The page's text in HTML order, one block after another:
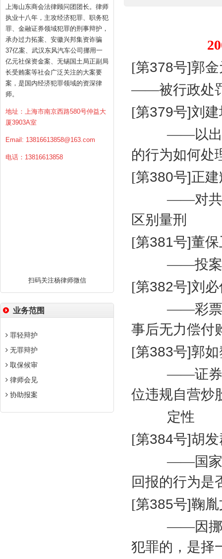
上海山东商会法律顾问团团长。律师
执业十八年，主攻经济犯罪、职务犯
罪、金融证券领域犯罪的刑事辩护，
承办过力拓案、安徽兴邦集资诈骗
37亿案、武汉东风汽车公司挪用一
亿元社保资金案、无锡国土局正副局
长受贿案等社会广泛关注的大案要
案，是国内经济犯罪领域的资深律
师。
地址：上海市南京西路580号仲益大
厦3903A室
Email: 13816613858@163.com
电话：13816613858
扫码关注杨律师微信
业务范围
罪轻辩护
无罪辩护
取保候审
律师会见
协助报案
[第378号]郭
——被行政处
[第379号]刘
——以出
的行为如何处
[第380号]正
——对共
区别量刑
[第381号]董
——投案
[第382号]刘
——彩票
事后无力偿付
[第383号]郭
——证券
位违规自营炒
定性
[第384号]胡
——国家
回报的行为是
[第385号]鞠
——因挪
犯罪的，是择